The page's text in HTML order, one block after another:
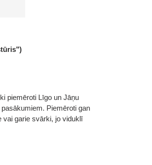
piemēroti Līgo un Jāņu
Piemēroti gan
vai garie svārki, jo viduklī